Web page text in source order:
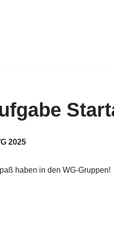
2025
haben in den WG-Gruppen!